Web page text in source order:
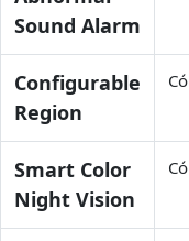
Sound Alarm
Configurable
Region
Có
Smart Color
Night Vision
Có